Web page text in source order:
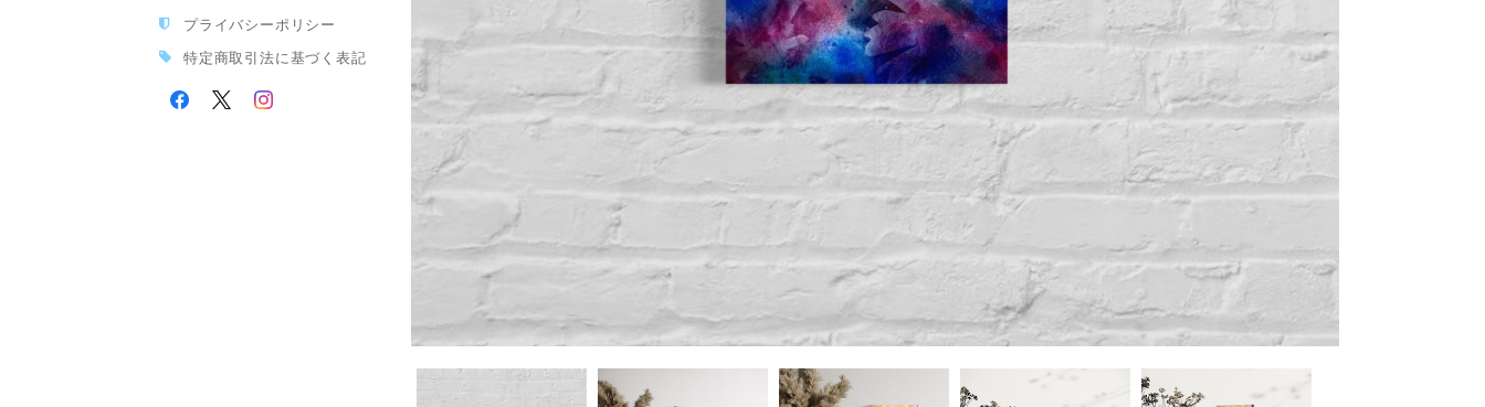
プライバシーポリシー
特定商取引法に基づく表記